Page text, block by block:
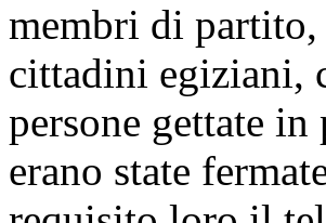
membri di
cittadini egiziani,
persone gettate
erano state